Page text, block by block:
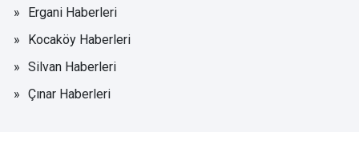
Ergani Haberleri
Kocaköy Haberleri
Silvan Haberleri
Çınar Haberleri